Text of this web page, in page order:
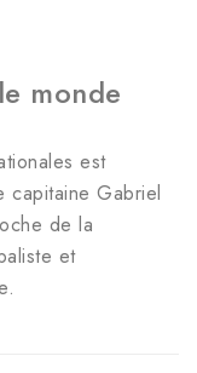
monde
est
capitaine Gabriel
de la
et